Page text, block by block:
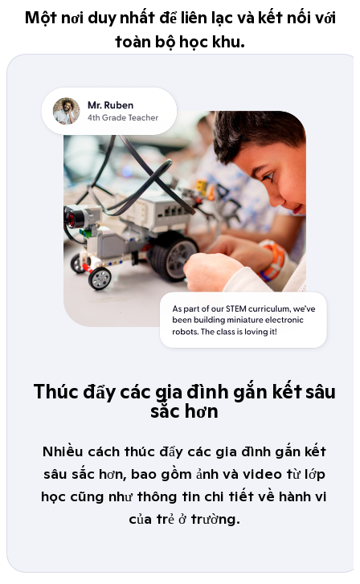
Một nơi duy nhất để liên lạc và kết nối với
toàn bộ học khu.
Thúc đẩy các gia đình gắn kết sâu
sắc hơn
Nhiều cách thúc đẩy các gia đình gắn kết
sâu sắc hơn, bao gồm ảnh và video từ lớp
học cũng như thông tin chi tiết về hành vi
của trẻ ở trường.